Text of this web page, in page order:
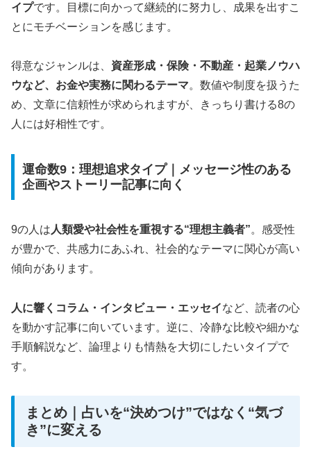
イプです。目標に向かって継続的に努力し、成果を出すこ
とにモチベーションを感じます。
得意なジャンルは、 資産形成・保険・不動産・起業ノウハ
ウなど、お金や実務に関わるテーマ。数値や制度を扱うた
め、文章に信頼性が求められますが、きっちり書ける8の
人には好相性です。
運命数9：理想追求タイプ｜メッセージ性のある
企画やストーリー記事に向く
9の人は 人類愛や社会性を重視する“理想主義者”。感受性
が豊かで、共感力にあふれ、社会的なテーマに関心が高い
傾向があります。
人に響くコラム・インタビュー・エッセイなど、読者の心
を動かす記事に向いています。逆に、冷静な比較や細かな
手順解説など、論理よりも情熱を大切にしたいタイプで
す。
まとめ｜占いを“決めつけ”ではなく“気づ
き”に変える